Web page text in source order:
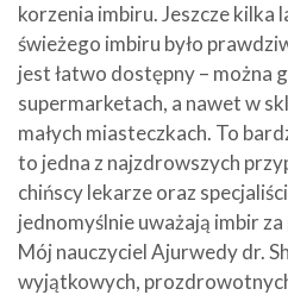
korzenia imbiru. Jeszcze kilka
świeżego imbiru było
jest łatwo dostępny – można
supermarketach, a nawet w
małych miasteczkach. To
to jedna z najzdrowszych
chińscy lekarze oraz
jednomyślnie uważają imbir
Mój nauczyciel Ajurwedy dr.
wyjątkowych,